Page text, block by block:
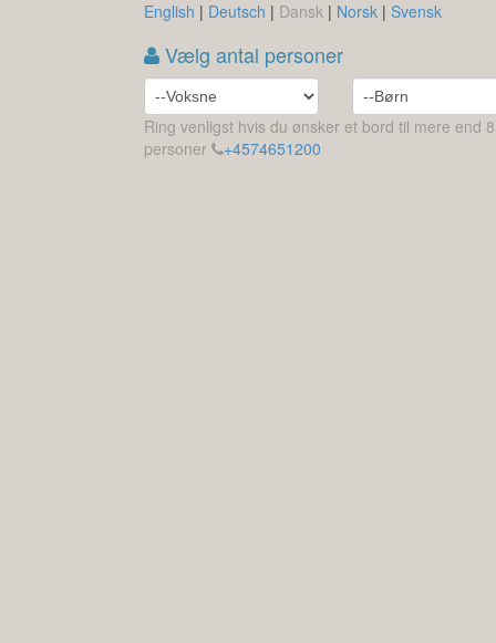
English | Deutsch | Dansk | Norsk | Svensk
Vælg antal personer
Ring venligst hvis du ønsker et bord til mere end 8
personer
+4574651200